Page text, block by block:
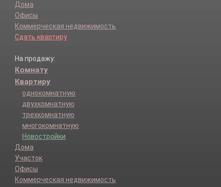
Дома
Офисы
Коммерческая недвижимость
Сдать квартиру
На продажу:
Комнату
Квартиру
однокомнатную
двухкомнатную
трехкомнатную
многокомнатную
Новостройки
Дома
Участок
Офисы
Коммерческая недвижимость